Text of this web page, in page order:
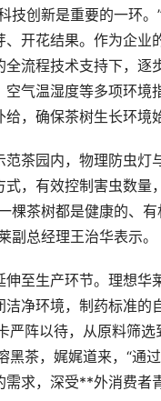
创新是重要的一环。
开花结果。作为企业
流程技术支持下，
气温湿度等多项环
，确保茶树生长环境
园内，物理防虫灯
，有效控制害虫数
棵茶树都是健康的、
副总经理王治华表示。
至生产环节。理想华
净环境，制药标准的
严阵以待，从原料筛
黑茶，娓娓道来，“
需求，深受**外消费者青